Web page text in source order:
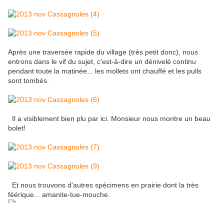
Après une traversée rapide du village (très petit donc), nous
entrons dans le vif du sujet, c'est-à-dire un dénivelé continu
pendant toute la matinée... les mollets ont chauffé et les pulls
sont tombés.
Il a visiblement bien plu par ici. Monsieur nous montre un beau
bolet!
Et nous trouvons d'autres spécimens en prairie dont la très
féérique... amanite-tue-mouche.